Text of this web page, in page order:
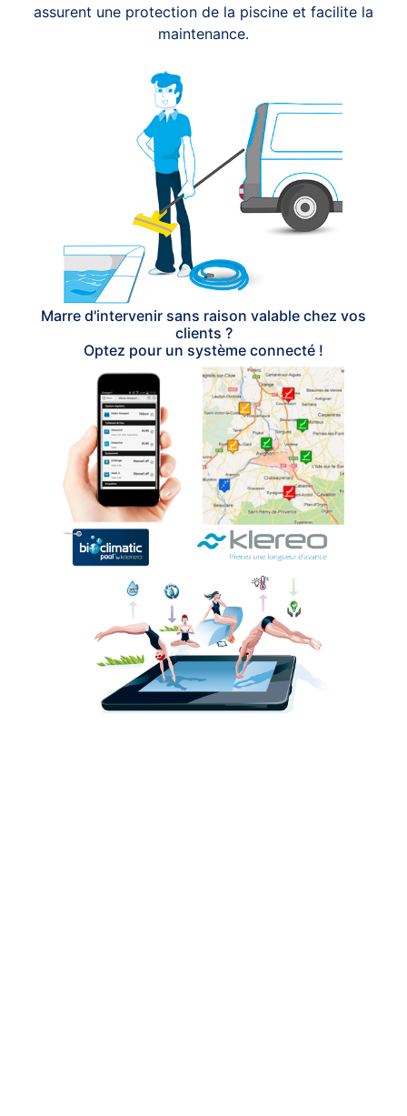
assurent une protection de la piscine et facilite la
maintenance.
Marre d'intervenir sans raison valable chez vos
clients ?
Optez pour un système connecté !